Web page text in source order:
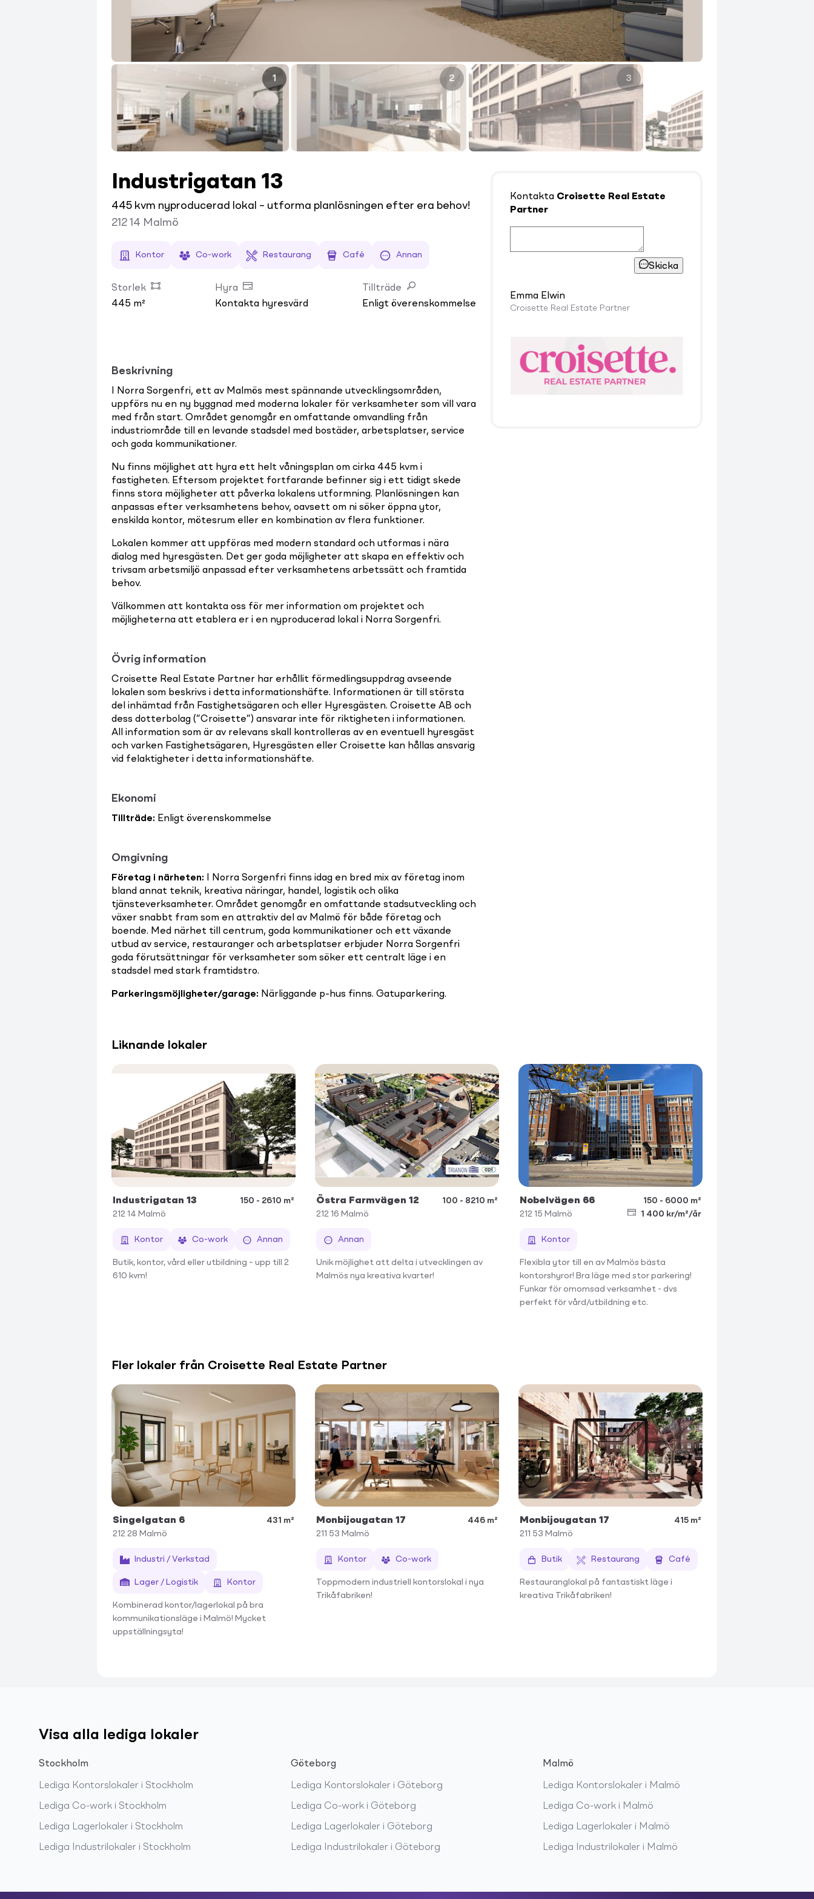
1 2 3
Industrigatan 13
445 kvm nyproducerad lokal – utforma planlösningen efter era behov!
212 14 Malmö
Kontor Co-work Restaurang Café Annan
Storlek
445 m²
Hyra
Kontakta hyresvärd
Tillträde
Enligt överenskommelse
Beskrivning
I Norra Sorgenfri, ett av Malmös mest spännande utvecklingsområden,
uppförs nu en ny byggnad med moderna lokaler för verksamheter som vill vara
med från start. Området genomgår en omfattande omvandling från
industriområde till en levande stadsdel med bostäder, arbetsplatser, service
och goda kommunikationer.
Nu finns möjlighet att hyra ett helt våningsplan om cirka 445 kvm i
fastigheten. Eftersom projektet fortfarande befinner sig i ett tidigt skede
finns stora möjligheter att påverka lokalens utformning. Planlösningen kan
anpassas efter verksamhetens behov, oavsett om ni söker öppna ytor,
enskilda kontor, mötesrum eller en kombination av flera funktioner.
Lokalen kommer att uppföras med modern standard och utformas i nära
dialog med hyresgästen. Det ger goda möjligheter att skapa en effektiv och
trivsam arbetsmiljö anpassad efter verksamhetens arbetssätt och framtida
behov.
Välkommen att kontakta oss för mer information om projektet och
möjligheterna att etablera er i en nyproducerad lokal i Norra Sorgenfri.
Övrig information
Croisette Real Estate Partner har erhållit förmedlingsuppdrag avseende
lokalen som beskrivs i detta informationshäfte. Informationen är till största
del inhämtad från Fastighetsägaren och eller Hyresgästen. Croisette AB och
dess dotterbolag (”Croisette”) ansvarar inte för riktigheten i informationen.
All information som är av relevans skall kontrolleras av en eventuell hyresgäst
och varken Fastighetsägaren, Hyresgästen eller Croisette kan hållas ansvarig
vid felaktigheter i detta informationshäfte.
Ekonomi
Tillträde: Enligt överenskommelse
Omgivning
Företag i närheten: I Norra Sorgenfri finns idag en bred mix av företag inom
bland annat teknik, kreativa näringar, handel, logistik och olika
tjänsteverksamheter. Området genomgår en omfattande stadsutveckling och
växer snabbt fram som en attraktiv del av Malmö för både företag och
boende. Med närhet till centrum, goda kommunikationer och ett växande
utbud av service, restauranger och arbetsplatser erbjuder Norra Sorgenfri
goda förutsättningar för verksamheter som söker ett centralt läge i en
stadsdel med stark framtidstro.
Parkeringsmöjligheter/garage: Närliggande p-hus finns. Gatuparkering.
Kontakta Croisette Real Estate
Partner
Skicka
Emma Elwin
Croisette Real Estate Partner
Liknande lokaler
Industrigatan 13
150 - 2610 m²
212 14 Malmö
Kontor Co-work Annan
Butik, kontor, vård eller utbildning – upp till 2
610 kvm!
Östra Farmvägen 12
100 - 8210 m²
212 16 Malmö
Annan
Unik möjlighet att delta i utvecklingen av
Malmös nya kreativa kvarter!
Nobelvägen 66
150 - 6000 m²
212 15 Malmö 1 400 kr/m²/år
Kontor
Flexibla ytor till en av Malmös bästa
kontorshyror! Bra läge med stor parkering!
Funkar för omomsad verksamhet - dvs
perfekt för vård/utbildning etc.
Fler lokaler från Croisette Real Estate Partner
Singelgatan 6
431 m²
212 28 Malmö
Industri / Verkstad
Lager / Logistik Kontor
Kombinerad kontor/lagerlokal på bra
kommunikationsläge i Malmö! Mycket
uppställningsyta!
Monbijougatan 17
446 m²
211 53 Malmö
Kontor Co-work
Toppmodern industriell kontorslokal i nya
Trikåfabriken!
Monbijougatan 17
415 m²
211 53 Malmö
Butik Restaurang Café
Restauranglokal på fantastiskt läge i
kreativa Trikåfabriken!
Visa alla lediga lokaler
Stockholm
Lediga Kontorslokaler i Stockholm
Lediga Co-work i Stockholm
Lediga Lagerlokaler i Stockholm
Lediga Industrilokaler i Stockholm
Göteborg
Lediga Kontorslokaler i Göteborg
Lediga Co-work i Göteborg
Lediga Lagerlokaler i Göteborg
Lediga Industrilokaler i Göteborg
Malmö
Lediga Kontorslokaler i Malmö
Lediga Co-work i Malmö
Lediga Lagerlokaler i Malmö
Lediga Industrilokaler i Malmö